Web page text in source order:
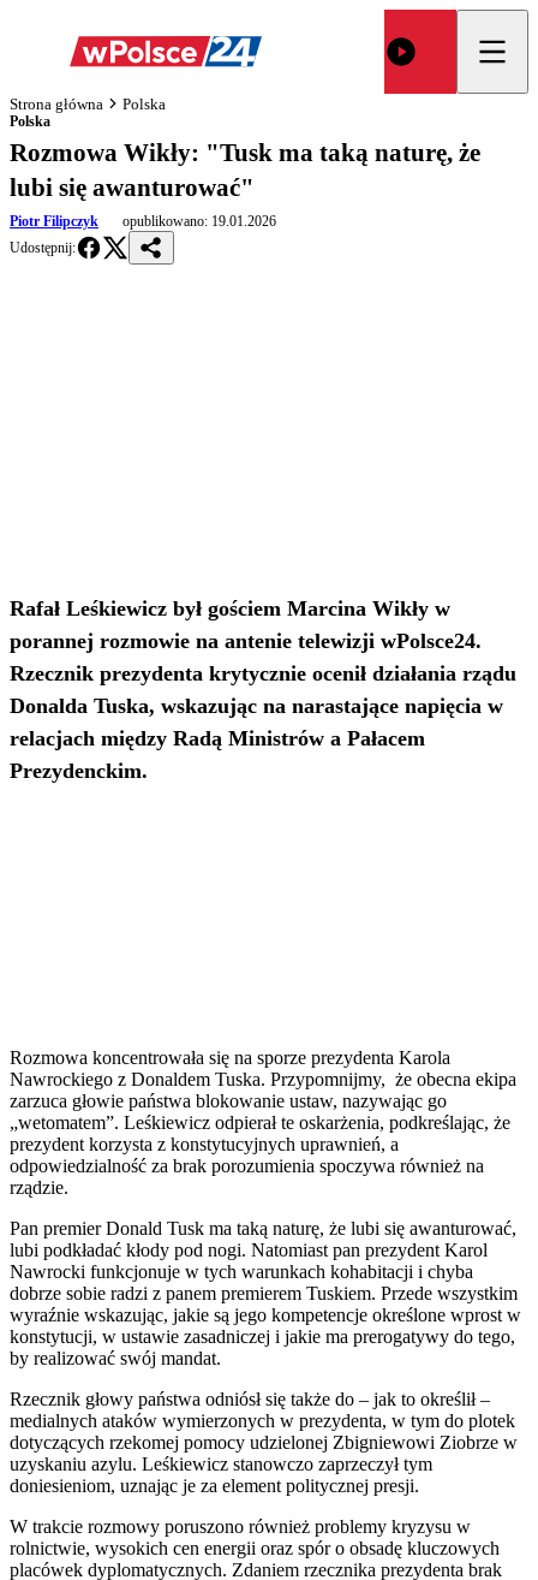
Strona główna Polska
Polska
Rozmowa Wikły: "Tusk ma taką naturę, że
lubi się awanturować"
Piotr Filipczyk opublikowano: 19.01.2026
Udostępnij:
Rafał Leśkiewicz był gościem Marcina Wikły w
porannej rozmowie na antenie telewizji wPolsce24.
Rzecznik prezydenta krytycznie ocenił działania rządu
Donalda Tuska, wskazując na narastające napięcia w
relacjach między Radą Ministrów a Pałacem
Prezydenckim.
Rozmowa koncentrowała się na sporze prezydenta Karola
Nawrockiego z Donaldem Tuska. Przypomnijmy, że obecna ekipa
zarzuca głowie państwa blokowanie ustaw, nazywając go
„wetomatem”. Leśkiewicz odpierał te oskarżenia, podkreślając, że
prezydent korzysta z konstytucyjnych uprawnień, a
odpowiedzialność za brak porozumienia spoczywa również na
rządzie.
Pan premier Donald Tusk ma taką naturę, że lubi się awanturować,
lubi podkładać kłody pod nogi. Natomiast pan prezydent Karol
Nawrocki funkcjonuje w tych warunkach kohabitacji i chyba
dobrze sobie radzi z panem premierem Tuskiem. Przede wszystkim
wyraźnie wskazując, jakie są jego kompetencje określone wprost w
konstytucji, w ustawie zasadniczej i jakie ma prerogatywy do tego,
by realizować swój mandat.
Rzecznik głowy państwa odniósł się także do – jak to określił –
medialnych ataków wymierzonych w prezydenta, w tym do plotek
dotyczących rzekomej pomocy udzielonej Zbigniewowi Ziobrze w
uzyskaniu azylu. Leśkiewicz stanowczo zaprzeczył tym
doniesieniom, uznając je za element politycznej presji.
W trakcie rozmowy poruszono również problemy kryzysu w
rolnictwie, wysokich cen energii oraz spór o obsadę kluczowych
placówek dyplomatycznych. Zdaniem rzecznika prezydenta brak